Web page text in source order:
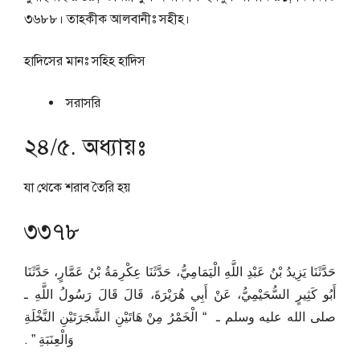
৩৬৮৮। তাহকীক আলবানীঃ সহীহ।
হাদিসের মানঃসহিহ হাদিস
সরাসরি
২৪/৫. অধ্যায়ঃ
যা থেকে শরাব তৈরি হয়
৩৩৭৮
حَدَّثَنَا يَزِيدُ بْنُ عَبْدِ اللَّهِ الْيَمَامِيُّ، حَدَّثَنَا عِكْرِمَةُ بْنُ عَمَّارٍ، حَدَّثَنَا
أَبُو كَثِيرٍ السُّحَيْمِيُّ، عَنْ أَبِي هُرَيْرَةَ، قَالَ قَالَ رَسُولُ اللَّهِ ـ
صلى الله عليه وسلم ـ ‏ “‏ الْخَمْرُ مِنْ هَاتَيْنِ الشَّجَرَتَيْنِ النَّخْلَةِ
وَالْعِنَبَةِ ‏”‏ ‏.‏